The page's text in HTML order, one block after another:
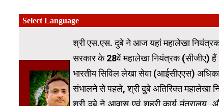
श्री एस.एस. दुबे ने आज यहां महालेखा नियंत्रक
सरकार के 28वें महालेखा नियंत्रक (सीजीए)
भारतीय सिविल लेखा सेवा (आईसीएएस)
संभालने से पहले, श्री दुबे अतिरिक्त महालेखा
श्री दुबे ने आवास एवं शहरी कार्य मंत्रालय,